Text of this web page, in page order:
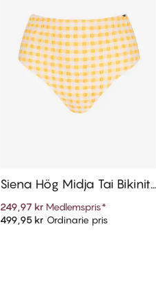
Lägg till i varukorg
Siena Hög Midja Tai Bikinitr
249,97 kr Medlemspris*
499,95 kr Ordinarie pris